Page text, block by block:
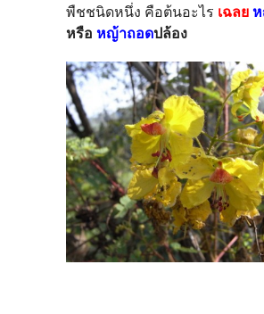
พืชชนิดหนึ่ง คือต้นอะไร เฉลย
หรือ หญ้าถอดปล้อง